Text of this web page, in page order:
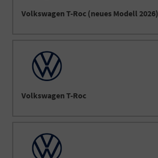
Volkswagen T-Roc (neues Modell 2026)
Volkswagen T-Roc